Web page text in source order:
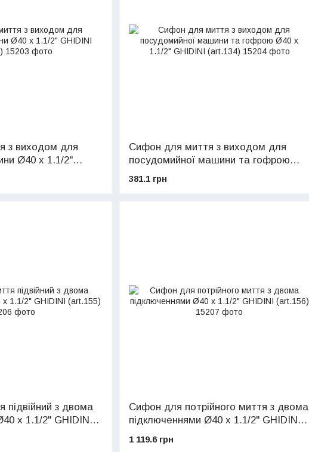
з виходом для
Ø40 х 1.1/2"
Сифон для миття з виходом для
посудомийної машини та гофрою
381.1 грн
з двома
х 1.1/2" GHIDINI
Сифон для потрійного миття з двома
підключеннями Ø40 х 1.1/2" GHIDINI
1 119.6 грн